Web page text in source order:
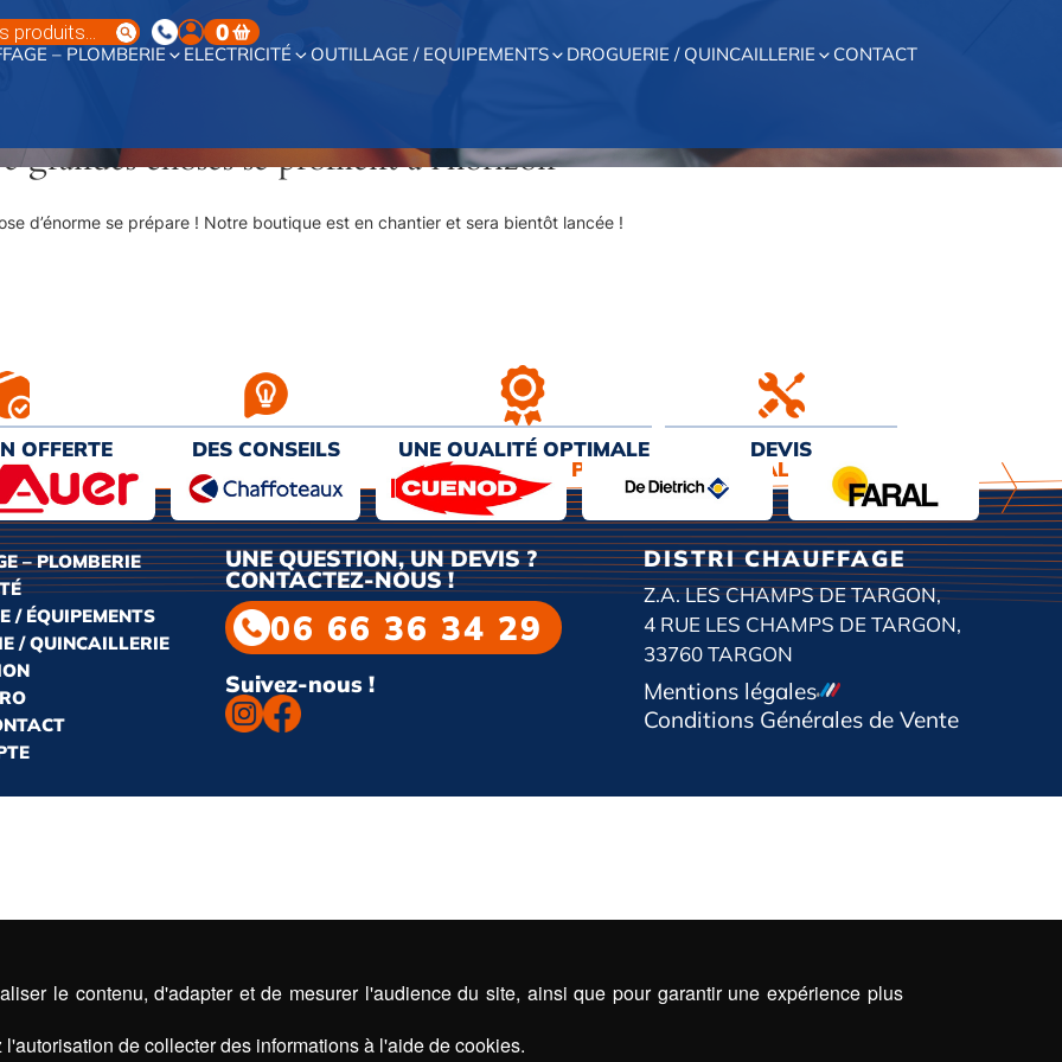
0
– PLOMBERIE ELECTRICITÉ OUTILLAGE / EQUIPEMENTS DROGUERIE / QUINCAILLERIE CONTACT
grandes choses se profilent à l’horizon
d’énorme se prépare ! Notre boutique est en chantier et sera bientôt lancée !
OFFERTE
D’ACHAT
DES CONSEILS
PERSONNALISÉS
UNE QUALITÉ OPTIMALE
AU MEILLEUR PRIX
DEVIS
& INSTALLATION
– PLOMBERIE
/ ÉQUIPEMENTS
/ QUINCAILLERIE
UNE QUESTION, UN DEVIS ?
CONTACTEZ-NOUS !
06 66 36 34 29
Suivez-nous !
DISTRI CHAUFFAGE
Z.A. LES CHAMPS DE TARGON,
4 RUE LES CHAMPS DE TARGON,
33760 TARGON
Mentions légales
Conditions Générales de Vente
le contenu, d'adapter et de mesurer l'audience du site, ainsi que pour garantir une expérience plus
de collecter des informations à l'aide de cookies.